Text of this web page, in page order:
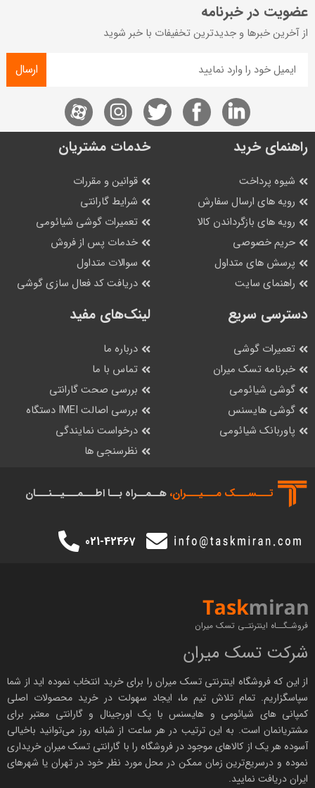
عضویت در خبرنامه
از آخرین خبرها و جدیدترین تخفیفات با خبر شوید
ارسال
راهنمای خرید
شیوه پرداخت
رویه های ارسال سفارش
رویه های بازگرداندن کالا
حریم خصوصی
پرسش های متداول
راهنمای سایت
خدمات مشتریان
قوانین و مقررات
شرایط گارانتی
تعمیرات گوشی شیائومی
خدمات پس از فروش
سوالات متداول
دریافت کد فعال سازی گوشی
دسترسی سریع
تعمیرات گوشی
خبرنامه تسک میران
گوشی شیائومی
گوشی هایسنس
پاوربانک شیائومی
لینک‌های مفید
درباره ما
تماس با ما
بررسی صحت گارانتی
بررسی اصالت IMEI دستگاه
درخواست نمایندگی
نظرسنجی ها
تـــســـک‌ مـــیـــران، هــمــراه بــا اطـــمـــیــنـــان
021-42467
فروشـگــاه اینترنتـی تسک میران
شرکت تسک میران
از این که فروشگاه اینترنتیتسک میران را برای خرید انتخاب نموده اید از شما
سپاسگزاریم. تمام تلاش تیم ما، ایجاد سهولت در خرید محصولات اصلی
کمپانی های شیائومی و هایسنس با پک اورجینال وگارانتی معتبر برای
مشتریانمان است. به این ترتیب در هر ساعت از شبانه روز می‌توانید باخیالی
آسوده هر یک از کالاهای موجود در فروشگاه را با گارانتی تسک میرانخریداری
نموده و درسریع‌ترین زمان ممکن در محل مورد نظر خود در تهران یا شهرهای
ایران دریافت نمایید.